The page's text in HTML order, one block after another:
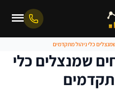
כלי ניהול מתקדמים
שמנצלים כלי